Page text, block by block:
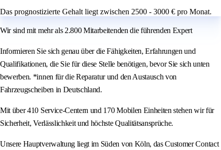
Das prognostizierte Gehalt liegt zwischen 2500 - 3000 € pro Monat.
Wir sind mit mehr als 2.800 Mitarbeitenden die führenden Expert
Informieren Sie sich genau über die Fähigkeiten, Erfahrungen und
Qualifikationen, die Sie für diese Stelle benötigen, bevor Sie sich unten
bewerben. *innen für die Reparatur und den Austausch von
Fahrzeugscheiben in Deutschland.
Mit über 410 Service-Centern und 170 Mobilen Einheiten stehen wir für
Sicherheit, Verlässlichkeit und höchste Qualitätsansprüche.
Unsere Hauptverwaltung liegt im Süden von Köln, das Customer Contact